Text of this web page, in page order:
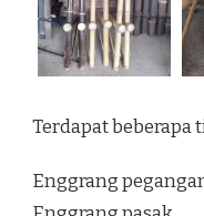
Terdapat beberapa
Enggrang